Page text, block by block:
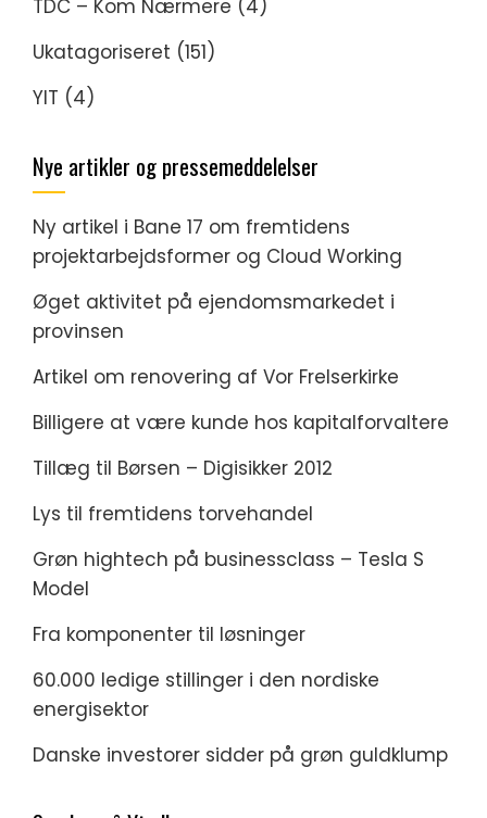
TDC – Kom Nærmere (4)
Ukatagoriseret (151)
YIT (4)
Nye artikler og pressemeddelelser
Ny artikel i Bane 17 om fremtidens
projektarbejdsformer og Cloud Working
Øget aktivitet på ejendomsmarkedet i
provinsen
Artikel om renovering af Vor Frelserkirke
Billigere at være kunde hos kapitalforvaltere
Tillæg til Børsen – Digisikker 2012
Lys til fremtidens torvehandel
Grøn hightech på businessclass – Tesla S
Model
Fra komponenter til løsninger
60.000 ledige stillinger i den nordiske
energisektor
Danske investorer sidder på grøn guldklump